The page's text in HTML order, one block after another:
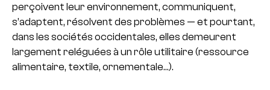
perçoivent leur environnement, communiquent,
s’adaptent, résolvent des problèmes — et pourtant,
dans les sociétés occidentales, elles demeurent
largement reléguées à un rôle utilitaire (ressource
alimentaire, textile, ornementale…).